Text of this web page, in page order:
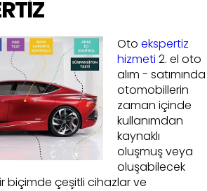
Oto ekspertiz
hizmeti 2. el oto
alım - satımında
otomobillerin
zaman içinde
kullanımdan
kaynaklı
oluşmuş veya
oluşabilecek
biçimde çeşitli cihazlar ve